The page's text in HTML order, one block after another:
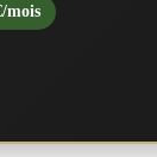
mois